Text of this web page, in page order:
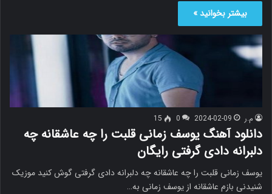
بیشتر بخوانید »
م.ر 2024-02-09
0
15
دانلود آهنگ یوسف زمانی قلبت را چه عاشقانه چه
دلبرانه دادی گرفتی رایگان
یوسف زمانی قلبت را چه عاشقانه چه دلبرانه دادی گرفتی گوش کنید موزیک
شنیدنی بازم عاشقانه از یوسف زمانی به…